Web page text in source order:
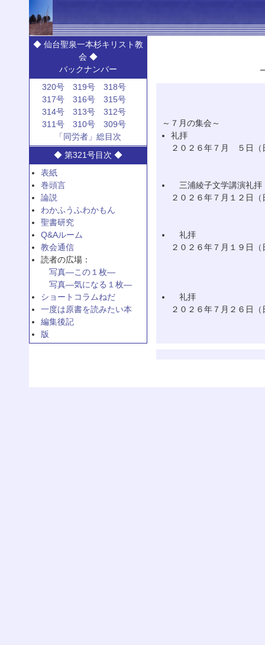
◆ 仙台聖泉一本杉キリスト教
会 ◆
バックナンバー
320号
319号
318号
317号
316号
315号
314号
313号
312号
311号
310号
309号
「同労者」総目次
◆ 第321号目次 ◆
表紙
巻頭言
論説
わかふうふわかもん
聖書研究
Q&Aルーム
教会通信
読者の広場：
写真—この１枚—
写真—気になる１枚—
ショートコラムねだ
一度は原書を読みたい本
編集後記
版
～７月の集会～
礼拝
２０２６年７月 ５日（
三浦綾子文学講演礼拝
２０２６年７月１２日
礼拝
２０２６年７月１９日
礼拝
２０２６年７月２６日